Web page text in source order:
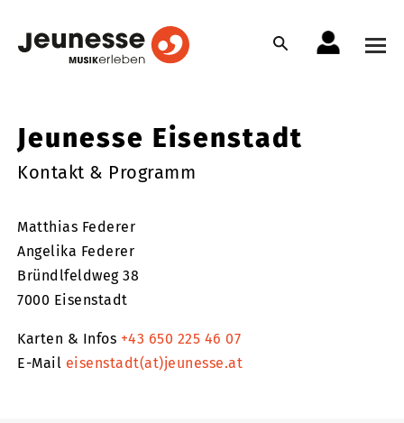
Jeunesse Eisenstadt
Kontakt & Programm
Matthias Federer
Angelika Federer
Bründlfeldweg 38
7000 Eisenstadt
Karten & Infos +43 650 225 46 07
E-Mail eisenstadt(at)jeunesse.at